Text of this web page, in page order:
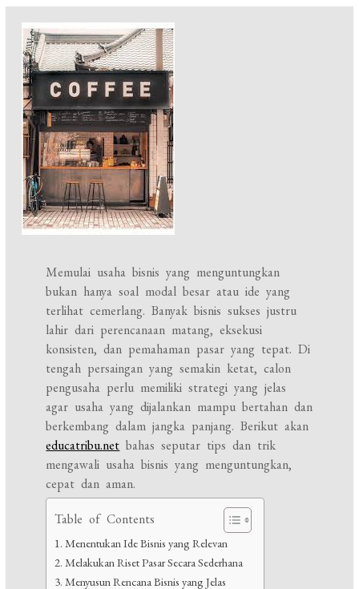
Memulai usaha bisnis yang menguntungkan
bukan hanya soal modal besar atau ide yang
terlihat cemerlang. Banyak bisnis sukses justru
lahir dari perencanaan matang, eksekusi
konsisten, dan pemahaman pasar yang tepat. Di
tengah persaingan yang semakin ketat, calon
pengusaha perlu memiliki strategi yang jelas
agar usaha yang dijalankan mampu bertahan dan
berkembang dalam jangka panjang. Berikut akan
educatribu.net bahas seputar tips dan trik
mengawali usaha bisnis yang menguntungkan,
cepat dan aman.
Table of Contents
Menentukan Ide Bisnis yang Relevan
Melakukan Riset Pasar Secara Sederhana
Menyusun Rencana Bisnis yang Jelas